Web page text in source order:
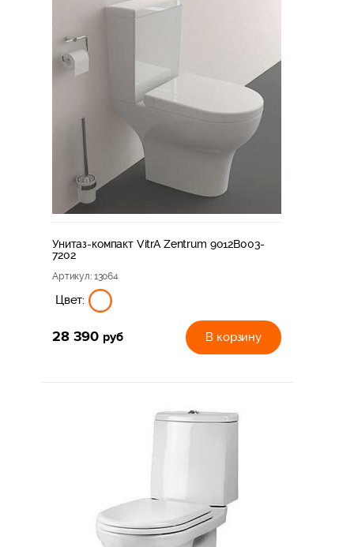
Унитаз-компакт VitrA Zentrum 9012B003-
7202
Артикул: 13064
Цвет:
28 390 руб В корзину